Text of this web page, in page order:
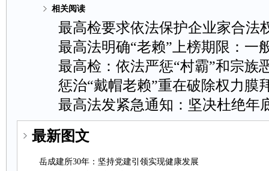
相关阅读
最高检要求依法保护企业家合法
最高法明确“老赖”上榜期限：一
最高检：依法严惩“村霸”和宗族
惩治“戴帽老赖”重在破除权力膜
最高法发紧急通知：坚决杜绝年
最新图文
岳成建所30年：坚持党建引领实现健康发展